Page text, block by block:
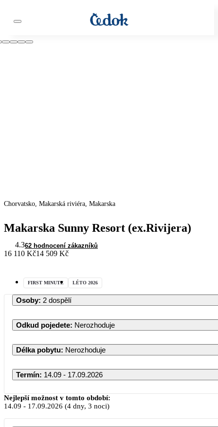
Chorvatsko, Makarská riviéra, Makarska
Makarska Sunny Resort (ex.Rivijera)
4.362 hodnocení zákazníků
16 110 Kč14 509 Kč
FIRST MINUTE LÉTO 2026
Osoby: 2 dospělí
Odkud pojedete: Nerozhoduje
Délka pobytu: Nerozhoduje
Termín: 14.09 - 17.09.2026
Nejlepší možnost v tomto období:
14.09 - 17.09.2026 (4 dny, 3 noci)